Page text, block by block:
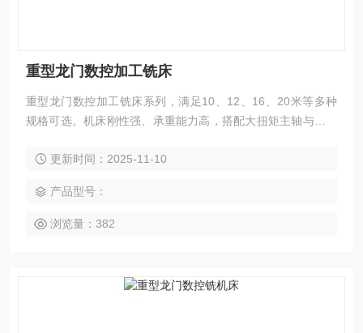
重型龙门数控加工铣床
重型龙门数控加工铣床系列，满足10、12、16、20米等多种
规格可选。机床刚性强、承重能力高，搭配大扭矩主轴与重载
削。适用于能源装备、船舶制造、轨道交通、模具钢件、工程
锪、攻丝及多面联动加工。整机支持模块化定制，可根据工件
重量、加工区域与工艺特性灵活选配。
更新时间：2025-11-10
产品型号：
浏览量：382